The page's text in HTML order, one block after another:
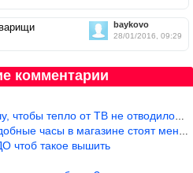
baykovo
28/01/2016, 09:29
комментарии
тепло от ТВ не отводилось и теле
часы в магазине стоят меньше 10 долл
такое вышить